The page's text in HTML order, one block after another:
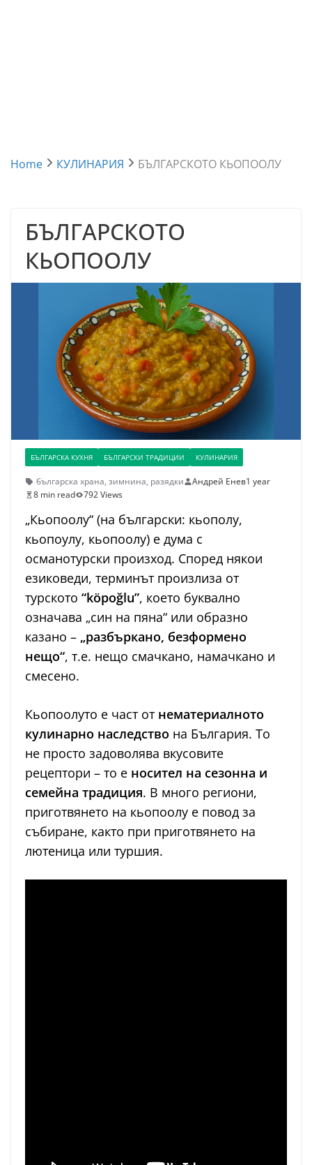
Home КУЛИНАРИЯ БЪЛГАРСКОТО КЬОПООЛУ
БЪЛГАРСКОТО
КЬОПООЛУ
БЪЛГАРСКА КУХНЯ БЪЛГАРСКИ ТРАДИЦИИ КУЛИНАРИЯ
българска храна, зимнина, разядки Андрей Енев1 year
8 min read
792 Views
„Кьопоолу“ (на български: кьополу,
кьопоулу, кьопоолу) е дума с
османотурски произход. Според някои
езиковеди, терминът произлиза от
турското “köpoğlu”, което буквално
означава „син на пяна“ или образно
казано – „разбъркано, безформено
нещо“, т.е. нещо смачкано, намачкано и
смесено.
Кьопоолуто е част от нематериалното
кулинарно наследство на България. То
не просто задоволява вкусовите
рецептори – то е носител на сезонна и
семейна традиция. В много региони,
приготвянето на кьопоолу е повод за
събиране, както при приготвянето на
лютеница или туршия.